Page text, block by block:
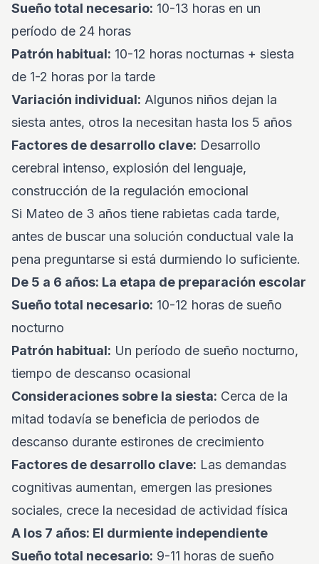
Sueño total necesario: 10-13 horas en un
período de 24 horas
Patrón habitual: 10-12 horas nocturnas + siesta
de 1-2 horas por la tarde
Variación individual: Algunos niños dejan la
siesta antes, otros la necesitan hasta los 5 años
Factores de desarrollo clave: Desarrollo
cerebral intenso, explosión del lenguaje,
construcción de la regulación emocional
Si Mateo de 3 años tiene rabietas cada tarde,
antes de buscar una solución conductual vale la
pena preguntarse si está durmiendo lo suficiente.
De 5 a 6 años: La etapa de preparación escolar
Sueño total necesario: 10-12 horas de sueño
nocturno
Patrón habitual: Un período de sueño nocturno,
tiempo de descanso ocasional
Consideraciones sobre la siesta: Cerca de la
mitad todavía se beneficia de periodos de
descanso durante estirones de crecimiento
Factores de desarrollo clave: Las demandas
cognitivas aumentan, emergen las presiones
sociales, crece la necesidad de actividad física
A los 7 años: El durmiente independiente
Sueño total necesario: 9-11 horas de sueño